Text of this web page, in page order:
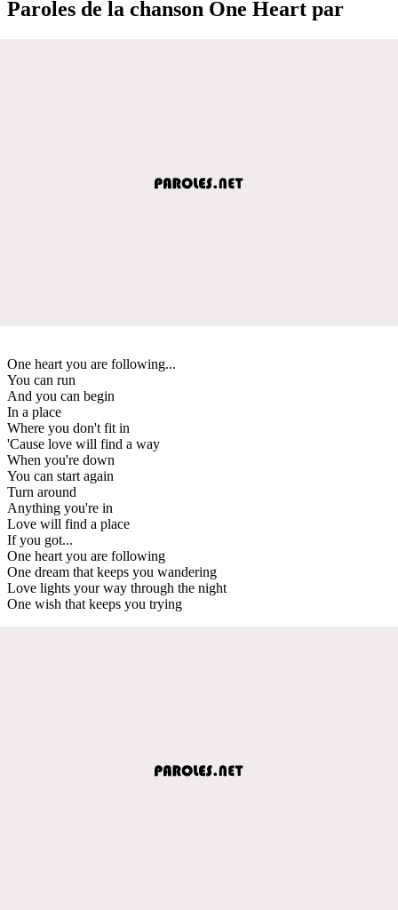
Paroles de la chanson One Heart par
One heart you are following...
You can run
And you can begin
In a place
Where you don't fit in
'Cause love will find a way
When you're down
You can start again
Turn around
Anything you're in
Love will find a place
If you got...
One heart you are following
One dream that keeps you wandering
Love lights your way through the night
One wish that keeps you trying